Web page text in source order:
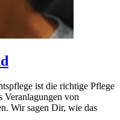
ist die richtige Pflege
Veranlagungen von
Wir sagen Dir, wie das